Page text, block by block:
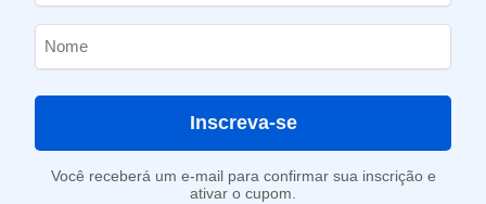
Inscreva-se
Você receberá um e-mail para confirmar sua inscrição e
ativar o cupom.